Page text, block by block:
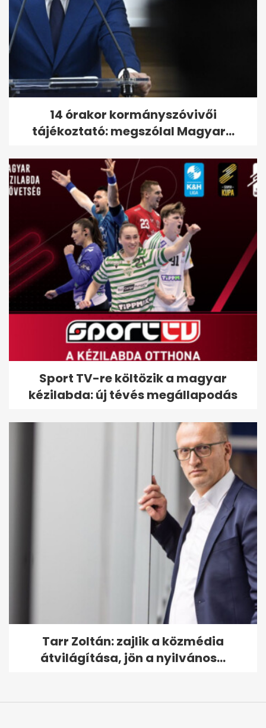
14 órakor kormányszóvivői
tájékoztató: megszólal Magyar...
Sport TV-re költözik a magyar
kézilabda: új tévés megállapodás
Tarr Zoltán: zajlik a közmédia
átvilágítása, jön a nyilvános...